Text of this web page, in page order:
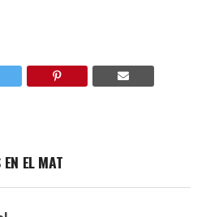
EN EL MAT